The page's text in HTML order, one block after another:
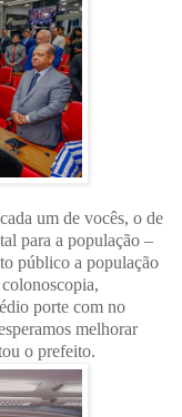
um de vocês, o de
para a população –
público a população
porte com no
melhorar
o prefeito.